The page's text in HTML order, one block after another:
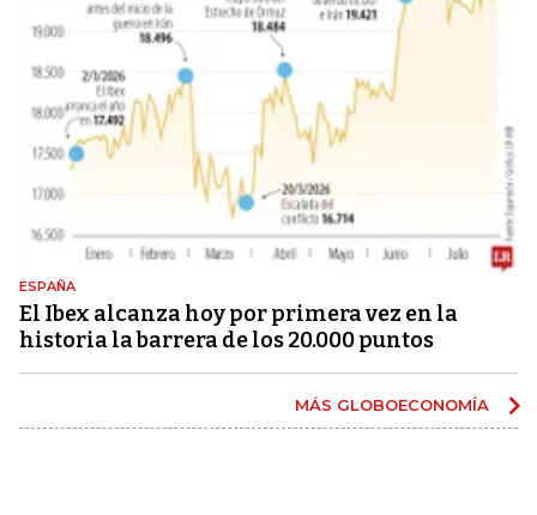
ESPAÑA
El Ibex alcanza hoy por primera vez en la
historia la barrera de los 20.000 puntos
MÁS GLOBOECONOMÍA